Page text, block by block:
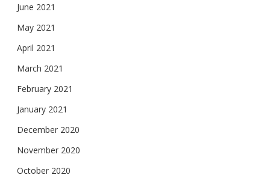
June 2021
May 2021
April 2021
March 2021
February 2021
January 2021
December 2020
November 2020
October 2020